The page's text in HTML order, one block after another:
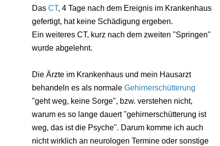
Das CT, 4 Tage nach dem Ereignis im Krankenhaus
gefertigt, hat keine Schädigung ergeben.
Ein weiteres CT, kurz nach dem zweiten "Springen"
wurde abgelehnt.
Die Ärzte im Krankenhaus und mein Hausarzt
behandeln es als normale Gehirnerschütterung
"geht weg, keine Sorge", bzw. verstehen nicht,
warum es so lange dauert "gehirnerschütterung ist
weg, das ist die Psyche". Darum komme ich auch
nicht wirklich an neurologen Termine oder sonstige